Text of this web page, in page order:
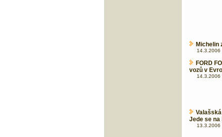
Michelin
14.3.2006
FORD
vozů v
14.3.2006
Jede se na
13.3.2006